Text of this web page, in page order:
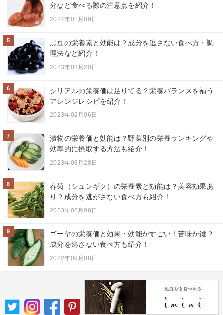
分など食べる際の注意点を紹介！
2024年01月09日
5
黒豆の栄養素と効能は？成分を逃さない食べ方・調
理法など紹介！
2023年03月20日
6
シリアルの栄養価は足りてる？栄養バランスを補う
アレンジレシピを紹介！
2023年02月06日
7
漬物の栄養価と効能は？野菜別の栄養ランキングや
効率的に摂取する方法も紹介！
2023年08月28日
8
春菊（シュンギク）の栄養素と効能は？美容効果あ
り？成分を逃がさない食べ方も紹介！
2023年02月08日
9
ゴーヤの栄養価と効果・効能がすごい！苦味が鍵？
成分を逃さない食べ方も紹介！
2022年09月08日